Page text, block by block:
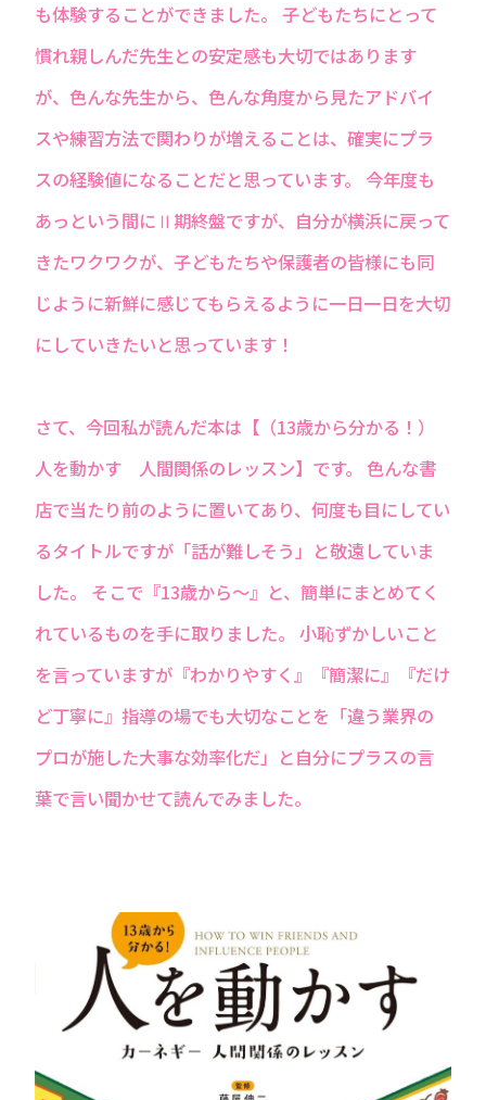
も体験することができました。 子どもたちにとって
慣れ親しんだ先生との安定感も大切ではあります
が、色んな先生から、色んな角度から見たアドバイ
スや練習方法で関わりが増えることは、確実にプラ
スの経験値になることだと思っています。 今年度も
あっという間にⅡ期終盤ですが、自分が横浜に戻って
きたワクワクが、子どもたちや保護者の皆様にも同
じように新鮮に感じてもらえるように一日一日を大切
にしていきたいと思っています！
さて、今回私が読んだ本は【（13歳から分かる！）
人を動かす 人間関係のレッスン】です。 色んな書
店で当たり前のように置いてあり、何度も目にしてい
るタイトルですが「話が難しそう」と敬遠していま
した。 そこで『13歳から〜』と、簡単にまとめてく
れているものを手に取りました。 小恥ずかしいこと
を言っていますが『わかりやすく』『簡潔に』『だけ
ど丁寧に』指導の場でも大切なことを「違う業界の
プロが施した大事な効率化だ」と自分にプラスの言
葉で言い聞かせて読んでみました。